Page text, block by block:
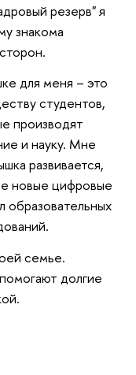
резерв" я
знакома
для меня – это
студентов,
производят
и науку. Мне
развивается,
новые цифровые
образовательных
семье.
долгие